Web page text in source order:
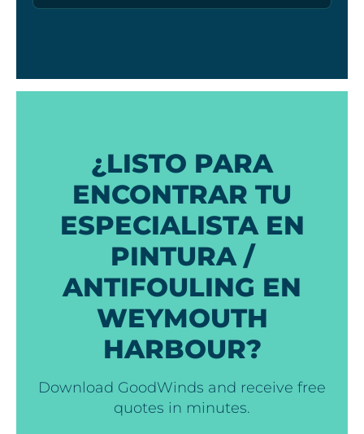
¿LISTO PARA
ENCONTRAR TU
ESPECIALISTA EN
PINTURA /
ANTIFOULING EN
WEYMOUTH
HARBOUR?
Download GoodWinds and receive free
quotes in minutes.